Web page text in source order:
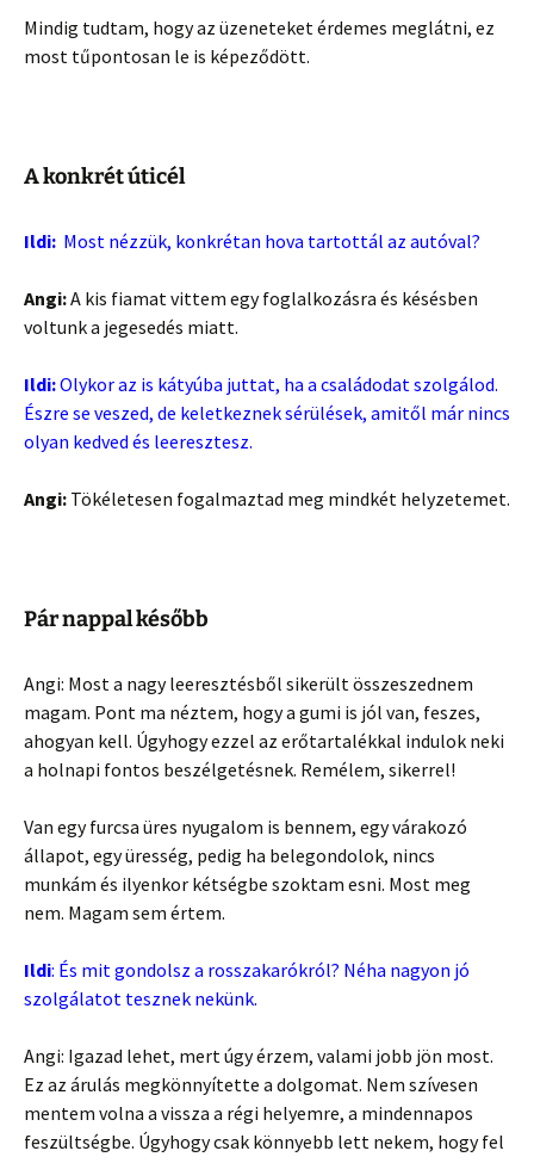
Mindig tudtam, hogy az üzeneteket érdemes meglátni, ez
most tűpontosan le is képeződött.
A konkrét úticél
Ildi: Most nézzük, konkrétan hova tartottál az autóval?
Angi:A kis fiamat vittem egy foglalkozásra és késésben
voltunk a jegesedés miatt.
Ildi:Olykor az is kátyúba juttat, ha a családodat szolgálod.
Észre se veszed, de keletkeznek sérülések, amitől már nincs
olyan kedved és leeresztesz.
Angi: Tökéletesen fogalmaztad meg mindkét helyzetemet.
Pár nappal később
Angi: Most a nagy leeresztésből sikerült összeszednem
magam. Pont ma néztem, hogy a gumi is jól van, feszes,
ahogyan kell. Úgyhogy ezzel az erőtartalékkal indulok neki
a holnapi fontos beszélgetésnek. Remélem, sikerrel!
Van egy furcsa üres nyugalom is bennem, egy várakozó
állapot, egy üresség, pedig ha belegondolok, nincs
munkám és ilyenkor kétségbe szoktam esni. Most meg
nem. Magam sem értem.
Ildi: És mit gondolsz a rosszakarókról? Néha nagyon jó
szolgálatot tesznek nekünk.
Angi: Igazad lehet, mert úgy érzem, valami jobb jön most.
Ez az árulás megkönnyítette a dolgomat. Nem szívesen
mentem volna a vissza a régi helyemre, a mindennapos
feszültségbe. Úgyhogy csak könnyebb lett nekem, hogy fel